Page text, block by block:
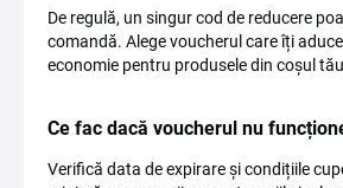
De regulă, un singur cod de reducere
comandă. Alege voucherul care îți
economie pentru produsele din coșul
Ce fac dacă voucherul nu
Verifică data de expirare și condițiile